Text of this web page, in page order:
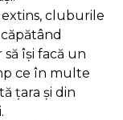
cluburile
îşi facă un
ce în multe
ţara şi din